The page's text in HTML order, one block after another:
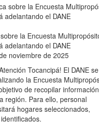
la Encuesta
adelantando el DANE
noviembre de 2025
Tocancipá! El DANE se
la Encuesta
de recopilar información
región. Para ello, personal
hogares seleccionados,